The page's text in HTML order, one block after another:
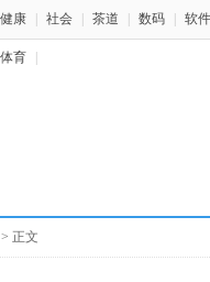
健康 社会 茶道 数码 软件
体育
正文